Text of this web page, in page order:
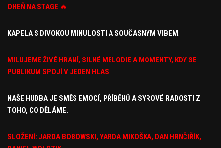
OHEŇ NA STAGE 🔥
KAPELA S DIVOKOU MINULOSTÍ A SOUČASNÝM VIBEM.
MILUJEME ŽIVÉ HRANÍ, SILNÉ MELODIE A MOMENTY, KDY SE
PUBLIKUM SPOJÍ V JEDEN HLAS.
NAŠE HUDBA JE SMĚS EMOCÍ, PŘÍBĚHŮ A SYROVÉ RADOSTI Z
TOHO, CO DĚLÁME.
SLOŽENÍ: JARDA BOBOWSKI, YARDA MIKOŠKA, DAN HRNČIŘÍK,